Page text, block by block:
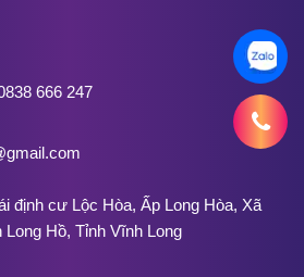
666 247
định cư Lộc Hòa, Ấp Long Hòa, Xã
Long Hồ, Tỉnh Vĩnh Long